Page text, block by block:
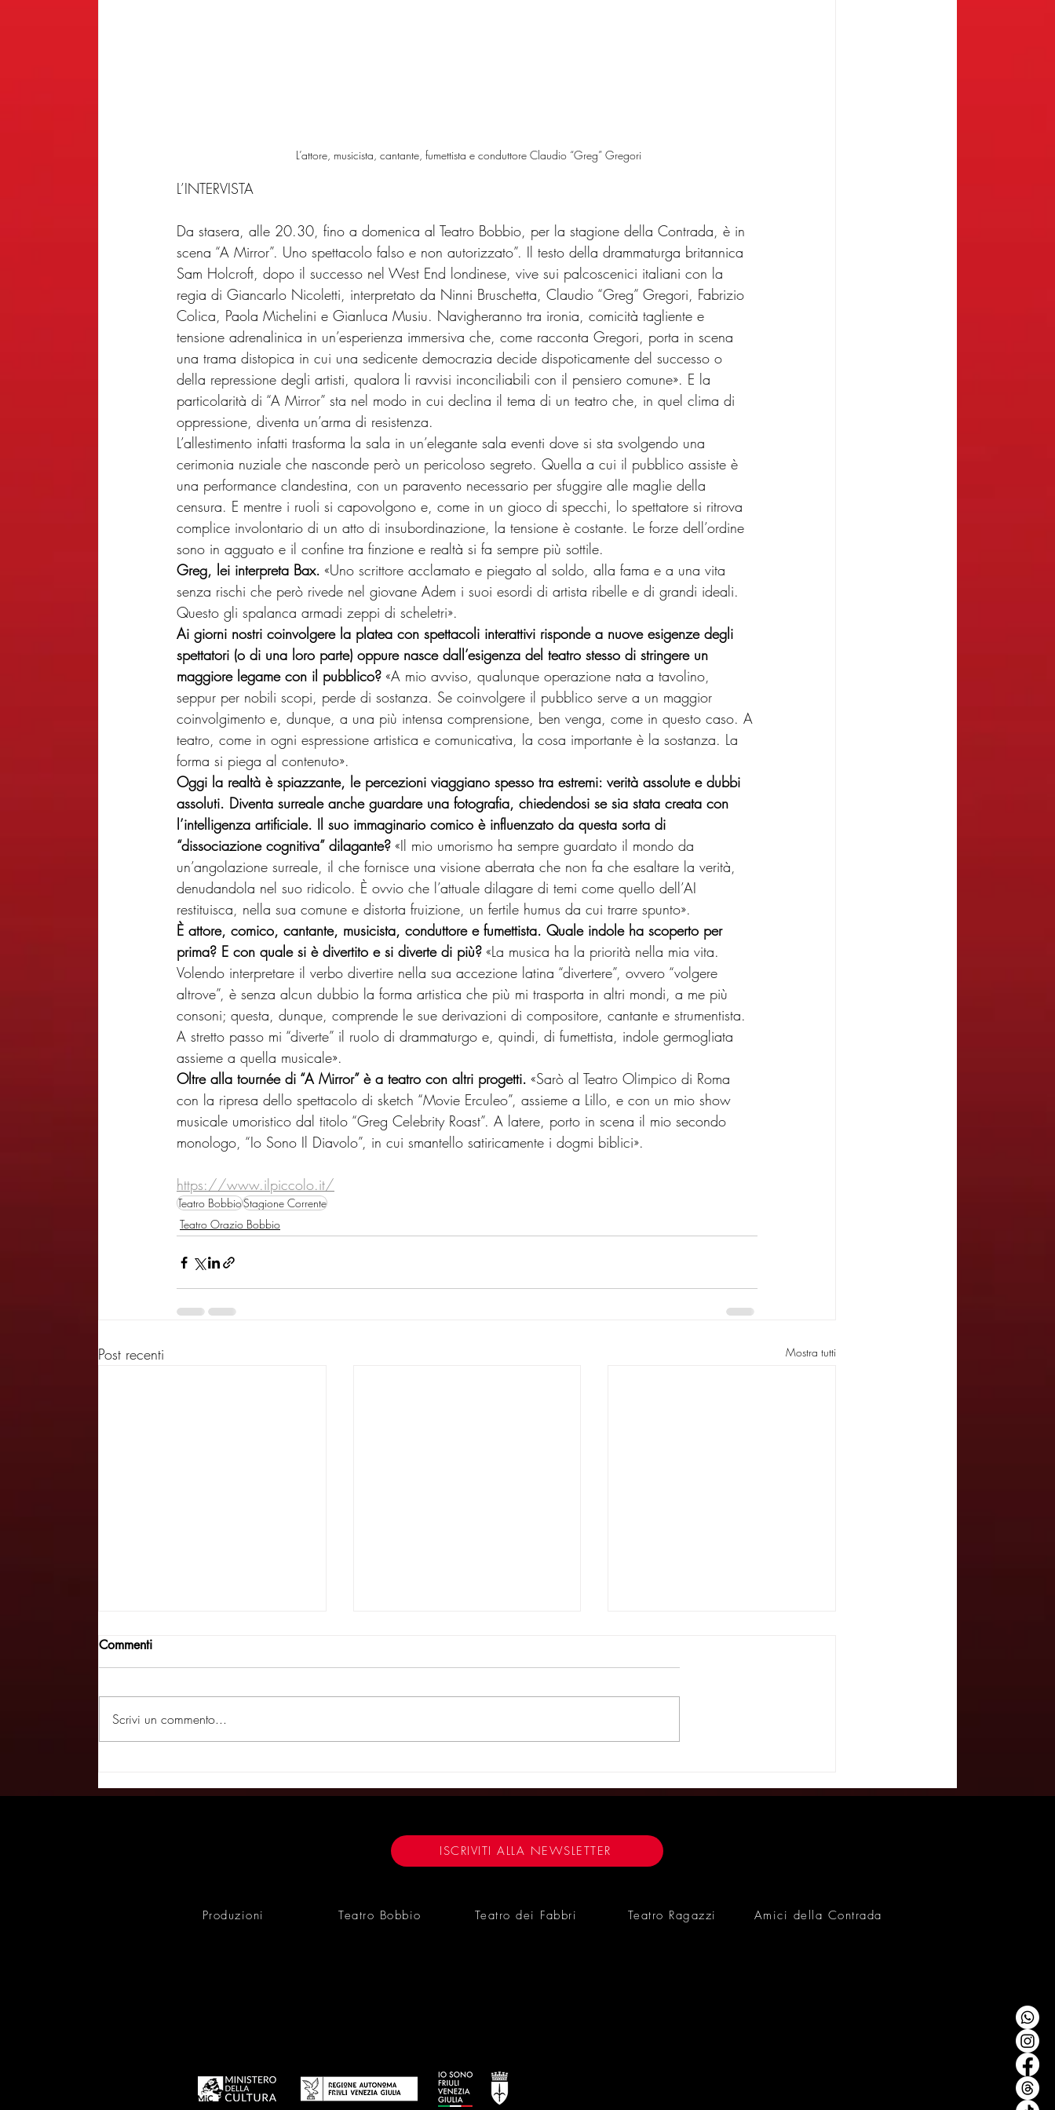
L’attore, musicista, cantante, fumettista e conduttore Claudio “Greg” Gregori
L’INTERVISTA
Da stasera, alle 20.30, fino a domenica al Teatro Bobbio, per la stagione della Contrada, è in
scena “A Mirror”. Uno spettacolo falso e non autorizzato”. Il testo della drammaturga britannica
Sam Holcroft, dopo il successo nel West End londinese, vive sui palcoscenici italiani con la
regia di Giancarlo Nicoletti, interpretato da Ninni Bruschetta, Claudio “Greg” Gregori, Fabrizio
Colica, Paola Michelini e Gianluca Musiu. Navigheranno tra ironia, comicità tagliente e
tensione adrenalinica in un’esperienza immersiva che, come racconta Gregori, porta in scena
una trama distopica in cui una sedicente democrazia decide dispoticamente del successo o
della repressione degli artisti, qualora li ravvisi inconciliabili con il pensiero comune». E la
particolarità di “A Mirror” sta nel modo in cui declina il tema di un teatro che, in quel clima di
oppressione, diventa un’arma di resistenza.
L’allestimento infatti trasforma la sala in un’elegante sala eventi dove si sta svolgendo una
cerimonia nuziale che nasconde però un pericoloso segreto. Quella a cui il pubblico assiste è
una performance clandestina, con un paravento necessario per sfuggire alle maglie della
censura. E mentre i ruoli si capovolgono e, come in un gioco di specchi, lo spettatore si ritrova
complice involontario di un atto di insubordinazione, la tensione è costante. Le forze dell’ordine
sono in agguato e il confine tra finzione e realtà si fa sempre più sottile.
Greg, lei interpreta Bax. «Uno scrittore acclamato e piegato al soldo, alla fama e a una vita
senza rischi che però rivede nel giovane Adem i suoi esordi di artista ribelle e di grandi ideali.
Questo gli spalanca armadi zeppi di scheletri».
Ai giorni nostri coinvolgere la platea con spettacoli interattivi risponde a nuove esigenze degli
spettatori (o di una loro parte) oppure nasce dall’esigenza del teatro stesso di stringere un
maggiore legame con il pubblico? «A mio avviso, qualunque operazione nata a tavolino,
seppur per nobili scopi, perde di sostanza. Se coinvolgere il pubblico serve a un maggior
coinvolgimento e, dunque, a una più intensa comprensione, ben venga, come in questo caso. A
teatro, come in ogni espressione artistica e comunicativa, la cosa importante è la sostanza. La
forma si piega al contenuto».
Oggi la realtà è spiazzante, le percezioni viaggiano spesso tra estremi: verità assolute e dubbi
assoluti. Diventa surreale anche guardare una fotografia, chiedendosi se sia stata creata con
l’intelligenza artificiale. Il suo immaginario comico è influenzato da questa sorta di
“dissociazione cognitiva” dilagante? «Il mio umorismo ha sempre guardato il mondo da
un’angolazione surreale, il che fornisce una visione aberrata che non fa che esaltare la verità,
denudandola nel suo ridicolo. È ovvio che l’attuale dilagare di temi come quello dell’AI
restituisca, nella sua comune e distorta fruizione, un fertile humus da cui trarre spunto».
È attore, comico, cantante, musicista, conduttore e fumettista. Quale indole ha scoperto per
prima? E con quale si è divertito e si diverte di più? «La musica ha la priorità nella mia vita.
Volendo interpretare il verbo divertire nella sua accezione latina “divertere”, ovvero “volgere
altrove”, è senza alcun dubbio la forma artistica che più mi trasporta in altri mondi, a me più
consoni; questa, dunque, comprende le sue derivazioni di compositore, cantante e strumentista.
A stretto passo mi “diverte” il ruolo di drammaturgo e, quindi, di fumettista, indole germogliata
assieme a quella musicale».
Oltre alla tournée di “A Mirror” è a teatro con altri progetti. «Sarò al Teatro Olimpico di Roma
con la ripresa dello spettacolo di sketch “Movie Erculeo”, assieme a Lillo, e con un mio show
musicale umoristico dal titolo “Greg Celebrity Roast”. A latere, porto in scena il mio secondo
monologo, “Io Sono Il Diavolo”, in cui smantello satiricamente i dogmi biblici».
https://www.ilpiccolo.it/
Teatro BobbioStagione Corrente
Teatro Orazio Bobbio
Post recenti Mostra tutti
ribellione: al Bobbio arriva “A
Mirror”: il successo di Sam
teatro diventa illegale: la sfida
Commenti
Scrivi un commento...
ISCRIVITI ALLA NEWSLETTER
Produzioni Teatro Bobbio Teatro dei Fabbri Teatro Ragazzi Amici della Contrada